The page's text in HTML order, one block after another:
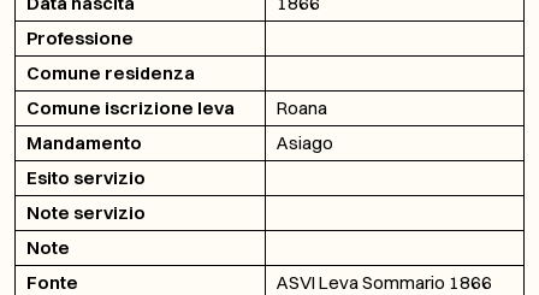
Professione
Comune residenza
Comune iscrizione leva
Roana
Mandamento
Asiago
Esito servizio
Note servizio
Note
Fonte
ASVI Leva Sommario 1866